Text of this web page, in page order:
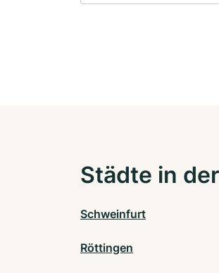
Städte in
Schweinfurt
Röttingen